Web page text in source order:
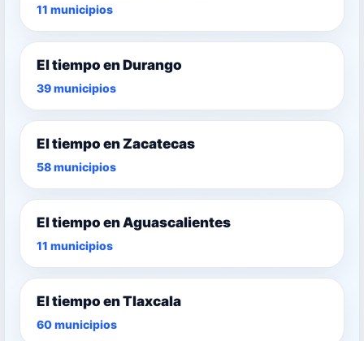
11 municipios
El tiempo en Durango
39 municipios
El tiempo en Zacatecas
58 municipios
El tiempo en Aguascalientes
11 municipios
El tiempo en Tlaxcala
60 municipios